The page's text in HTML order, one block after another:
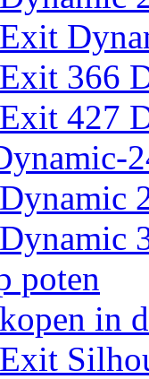
366
427
poten
in